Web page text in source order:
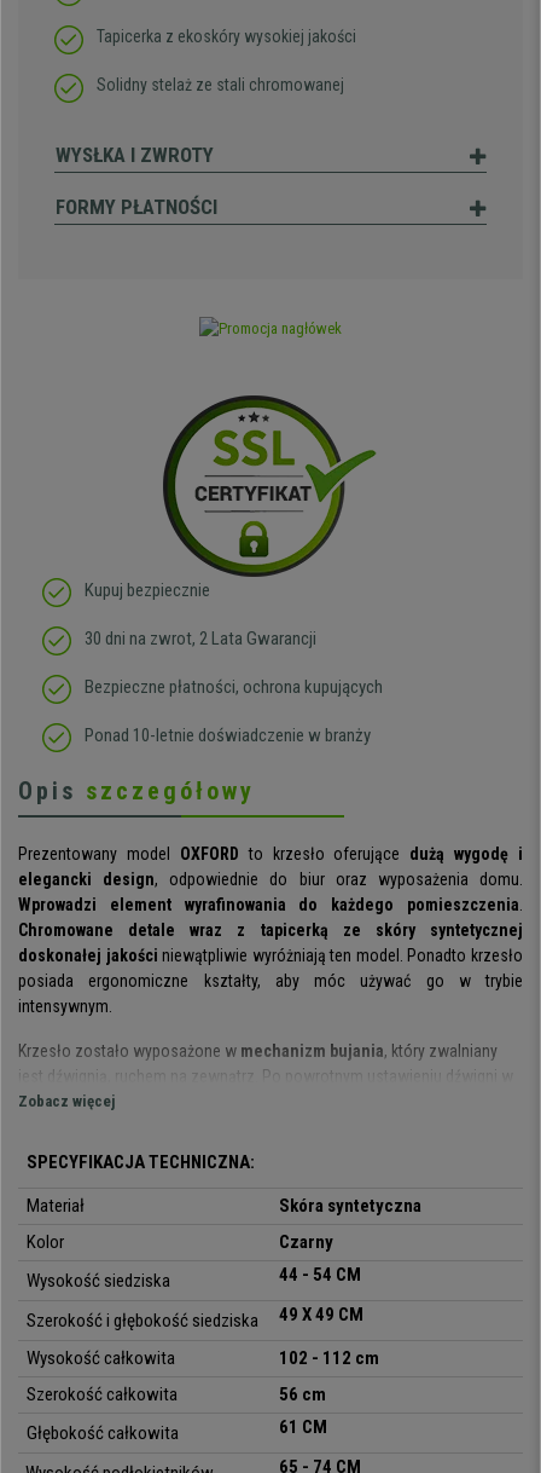
Tapicerka z ekoskóry wysokiej jakości
Solidny stelaż ze stali chromowanej
WYSŁKA I ZWROTY
FORMY PŁATNOŚCI
Kupuj bezpiecznie
30 dni na zwrot, 2 Lata Gwarancji
Bezpieczne płatności, ochrona kupujących
Ponad 10-letnie doświadczenie w branży
Opis szczegółowy
Prezentowany model OXFORD to krzesło oferujące dużą wygodę i
elegancki design, odpowiednie do biur oraz wyposażenia domu.
Wprowadzi element wyrafinowania do każdego pomieszczenia
Chromowane detale wraz z tapicerką ze skóry syntetycznej
doskonałej jakości niewątpliwie wyróżniają ten model. Ponadto krzesło
posiada ergonomiczne kształty, aby móc używać go w trybie
intensywnym.
Krzesło zostało wyposażone w mechanizm bujania, który zwalniany
jest dźwignią, ruchem na zewnątrz. Po powrotnym ustawieniu dźwigni w
pozycji wyjściowej następuje unieruchomienie fotela. Możesz być
użytkowania.Ponadto możliwa jest płynna regulacja wysokości
element elegancji, dzięki nieoczywistemu designowi i tapicerce ze
skóry syntetycznej z pikowaniem . To wszystko, nie rezygnując z
siedziska, jak i na oparciu i podłokietnikach
kształty sprawiają, że jest to doskonały model
Materiały użyte przy produkcji krzesła wyróżniają
i wykończenie. Podstawa została wykonana
Zobacz więcej
SPECYFIKACJA TECHNICZNA:
Materiał
Skóra syntetyczna
Kolor
Czarny
Wysokość siedziska
44 - 54 CM
Szerokość i głębokość siedziska
49 X 49 CM
Wysokość całkowita
102 - 112 cm
Szerokość całkowita
56 cm
Głębokość całkowita
61 CM
65 - 74 CM